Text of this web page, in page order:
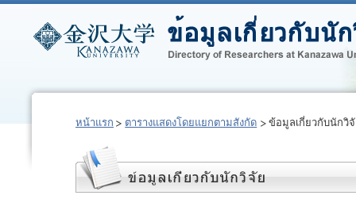
หน้าแรก ตารางแสดงโดยแยกตามสังกัด ข้อมูลเกี่ยวกับนักวิ